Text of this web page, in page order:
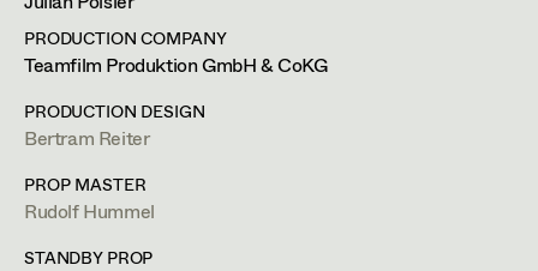
Art Department
Costume Department
Retired Members
Honorary Members
Gesche Glöyer
Elisabeth Klobassa
Christian Kranfuss
Rudolf Hummel
t +43 1 271 63 09,
PRODUCTION COMPANY
Teamfilm Produktion GmbH & CoKG
PRODUCTION DESIGN
Bertram Reiter
PROP MASTER
Rudolf Hummel
STANDBY PROP